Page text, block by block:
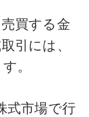
買する金
引には、
。
式市場で行